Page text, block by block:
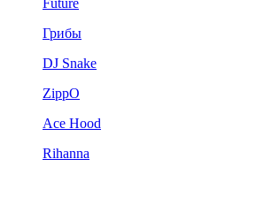
Грибы
DJ Snake
ZippO
Ace Hood
Rihanna